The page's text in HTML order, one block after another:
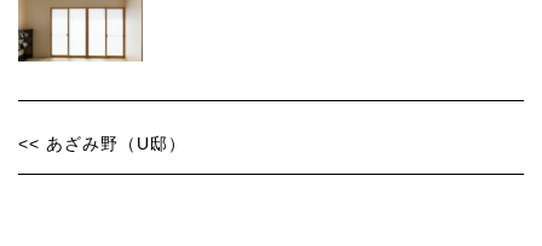
<< あざみ野（U邸）